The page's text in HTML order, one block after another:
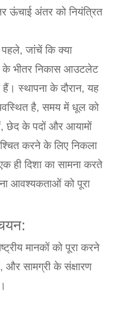
ऊंचाई अंतर को नियंत्रित
जांचें कि क्या
भीतर निकास आउटलेट
स्थापना के दौरान, यह
है, समय में धूल को
छेद के पदों और आयामों
करने के लिए निकला
ही दिशा का सामना करते
आवश्यकताओं को पूरा
मानकों को पूरा करने
और सामग्री के संक्षारण